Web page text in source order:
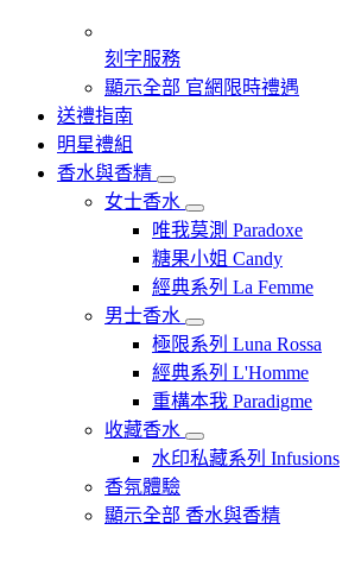
刻字服務
顯示全部 官網限時禮遇
送禮指南
明星禮組
香水與香精
女士香水
唯我莫測 Paradoxe
糖果小姐 Candy
經典系列 La Femme
男士香水
極限系列 Luna Rossa
經典系列 L'Homme
重構本我 Paradigme
收藏香水
水印私藏系列 Infusions
香氛體驗
顯示全部 香水與香精